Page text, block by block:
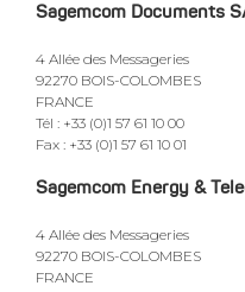
Sagemcom Documents
4 Allée des Messageries
92270 BOIS-COLOMBES
FRANCE
Tél : +33 (0)1 57 61 10 00
Fax : +33 (0)1 57 61 10 01
Sagemcom Energy &
4 Allée des Messageries
92270 BOIS-COLOMBES
FRANCE